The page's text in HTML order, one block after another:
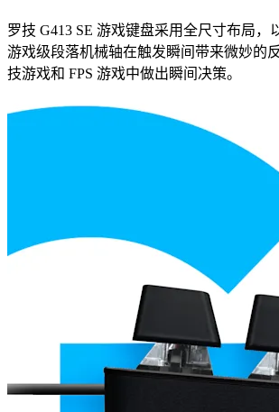
罗技 G413 SE 游戏键盘采用全尺寸布局，
游戏级段落机械轴在触发瞬间带来微妙的
技游戏和 FPS 游戏中做出瞬间决策。